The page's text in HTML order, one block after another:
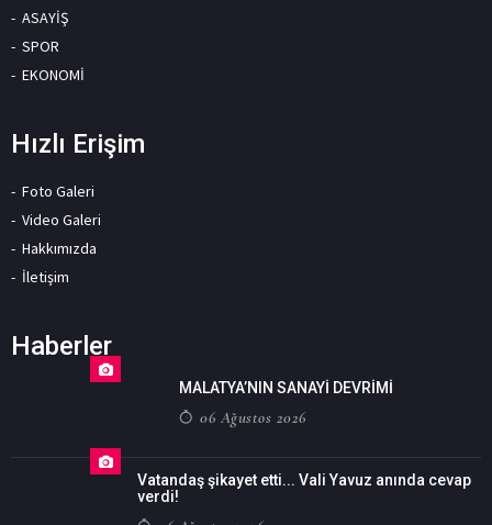
ASAYİŞ
SPOR
EKONOMİ
Hızlı Erişim
Foto Galeri
Video Galeri
Hakkımızda
İletişim
Haberler
MALATYA’NIN SANAYİ DEVRİMİ
06 Ağustos 2026
Vatandaş şikayet etti... Vali Yavuz anında cevap
verdi!